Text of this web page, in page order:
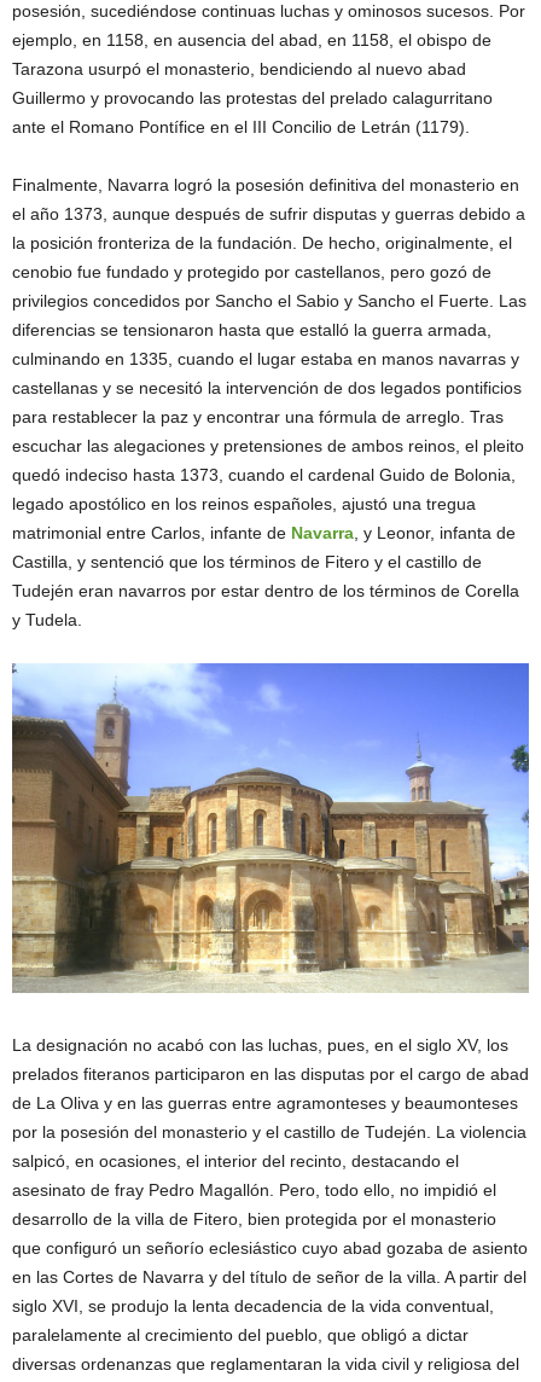
posesión, sucediéndose continuas luchas y ominosos sucesos. Por
ejemplo, en 1158, en ausencia del abad, en 1158, el obispo de
Tarazona usurpó el monasterio, bendiciendo al nuevo abad
Guillermo y provocando las protestas del prelado calagurritano
ante el Romano Pontífice en el III Concilio de Letrán (1179).
Finalmente, Navarra logró la posesión definitiva del monasterio en
el año 1373, aunque después de sufrir disputas y guerras debido a
la posición fronteriza de la fundación. De hecho, originalmente, el
cenobio fue fundado y protegido por castellanos, pero gozó de
privilegios concedidos por Sancho el Sabio y Sancho el Fuerte. Las
diferencias se tensionaron hasta que estalló la guerra armada,
culminando en 1335, cuando el lugar estaba en manos navarras y
castellanas y se necesitó la intervención de dos legados pontificios
para restablecer la paz y encontrar una fórmula de arreglo. Tras
escuchar las alegaciones y pretensiones de ambos reinos, el pleito
quedó indeciso hasta 1373, cuando el cardenal Guido de Bolonia,
legado apostólico en los reinos españoles, ajustó una tregua
matrimonial entre Carlos, infante de Navarra , y Leonor, infanta de
Castilla, y sentenció que los términos de Fitero y el castillo de
Tudején eran navarros por estar dentro de los términos de Corella
y Tudela.
La designación no acabó con las luchas, pues, en el siglo XV, los
prelados fiteranos participaron en las disputas por el cargo de abad
de La Oliva y en las guerras entre agramonteses y beaumonteses
por la posesión del monasterio y el castillo de Tudején. La violencia
salpicó, en ocasiones, el interior del recinto, destacando el
asesinato de fray Pedro Magallón. Pero, todo ello, no impidió el
desarrollo de la villa de Fitero, bien protegida por el monasterio
que configuró un señorío eclesiástico cuyo abad gozaba de asiento
en las Cortes de Navarra y del título de señor de la villa. A partir del
siglo XVI, se produjo la lenta decadencia de la vida conventual,
paralelamente al crecimiento del pueblo, que obligó a dictar
diversas ordenanzas que reglamentaran la vida civil y religiosa del